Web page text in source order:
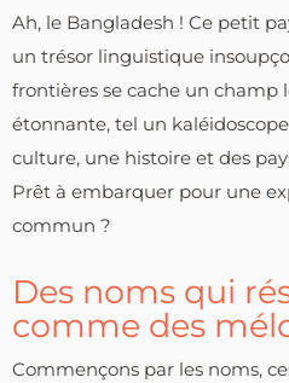
Ah, le Bangladesh ! Ce petit
un trésor linguistique
frontières se cache un champ
étonnante, tel un
culture, une histoire et des
Prêt à embarquer pour une
commun ?
Des noms qui
comme des
Commençons par les noms,